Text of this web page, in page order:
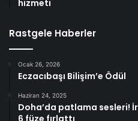
hizmeti
Rastgele Haberler
Ocak 26, 2026
Eczacıbaşı Bilişim’e Ödül
Haziran 24, 2025
Doha’da patlama sesleri!
6 füze fırlattı